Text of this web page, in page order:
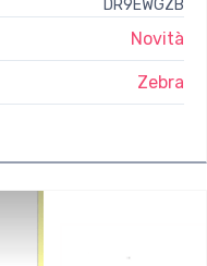
DR9EWGZB
Novità
Zebra